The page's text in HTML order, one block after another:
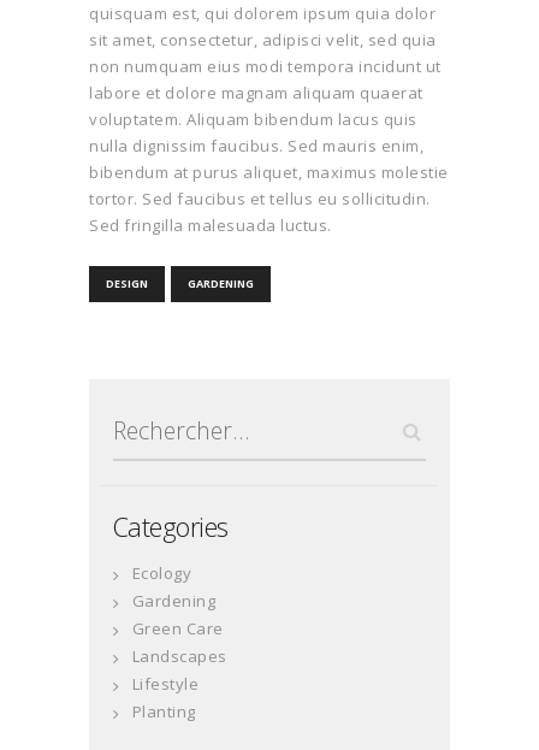
quisquam est, qui dolorem ipsum quia dolor
sit amet, consectetur, adipisci velit, sed quia
non numquam eius modi tempora incidunt ut
labore et dolore magnam aliquam quaerat
voluptatem. Aliquam bibendum lacus quis
nulla dignissim faucibus. Sed mauris enim,
bibendum at purus aliquet, maximus molestie
tortor. Sed faucibus et tellus eu sollicitudin.
Sed fringilla malesuada luctus.
DESIGN GARDENING
Categories
Ecology
Gardening
Green Care
Landscapes
Lifestyle
Planting